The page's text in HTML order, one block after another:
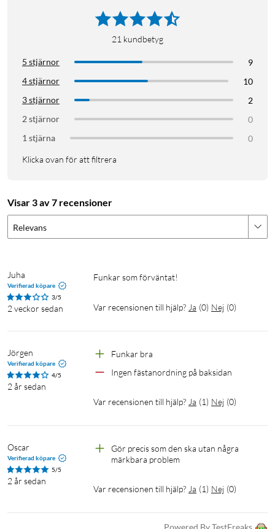
21 kundbetyg
5 stjärnor
9
4 stjärnor
10
3 stjärnor
2
2 stjärnor
0
1 stjärna
0
Klicka ovan för att filtrera
Visar 3 av 7 recensioner
Relevans
Juha
Verifierad köpare
3/5
2 veckor sedan
Funkar som förväntat!
Var recensionen till hjälp? Ja (0) Nej (0)
Jörgen
Verifierad köpare
4/5
2 år sedan
Funkar bra
Ingen fästanordning på baksidan
Var recensionen till hjälp? Ja (1) Nej (0)
Oscar
Verifierad köpare
5/5
2 år sedan
Gör precis som den ska utan några
märkbara problem
Var recensionen till hjälp? Ja (1) Nej (0)
Powered By TestFreaks